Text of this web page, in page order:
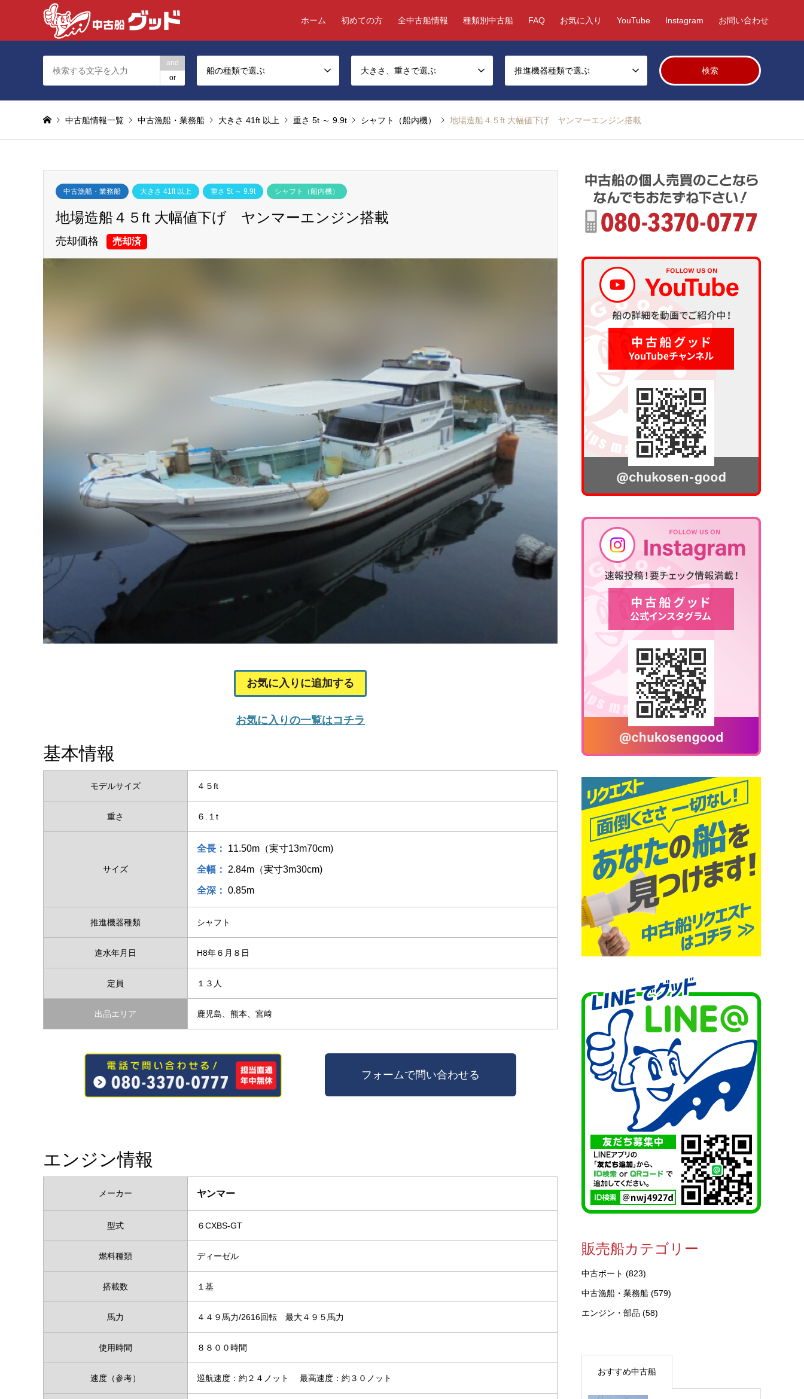
ホーム 初めての方 全中古船情報 種類別中古船 FAQ お気に入り YouTube Instagram お問い合わせ
and
or
船の種類で選ぶ 大きさ、重さで選ぶ 推進機器種類で選ぶ
中古船情報一覧 中古漁船・業務船 大きさ 41ft 以上 重さ 5t ～ 9.9t シャフト（船内機） 地場造船４５ft 大幅値下げ ヤンマーエンジン搭載
中古漁船・業務船 大きさ 41ft 以上 重さ 5t ～ 9.9t シャフト（船内機）
地場造船４５ft 大幅値下げ ヤンマーエンジン搭載
売却価格 売却済
お気に入りに追加する
お気に入りの一覧はコチラ
基本情報
モデルサイズ ４５ft
重さ ６.１t
サイズ
全長： 11.50m（実寸13m70cm)
全幅： 2.84m（実寸3m30cm)
全深： 0.85m
推進機器種類 シャフト
進水年月日 H8年６月８日
定員 １３人
出品エリア 鹿児島、熊本、宮﨑
エンジン情報
メーカー ヤンマー
型式 ６CXBS-GT
燃料種類 ディーゼル
搭載数 １基
馬力 ４４９馬力/2616回転 最大４９５馬力
使用時間 ８８００時間
速度（参考） 巡航速度：約２４ノット 最高速度：約３０ノット
販売船カテゴリー
中古ボート (823)
中古漁船・業務船 (579)
エンジン・部品 (58)
おすすめ中古船